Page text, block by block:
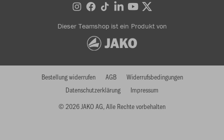
Dieser Teamshop ist ein Produkt von
© 2026 JAKO AG, Alle Rechte vorbehalten
Bestellung widerrufen AGB
Widerrufsbedingungen
Datenschutzerklärung
Impressum